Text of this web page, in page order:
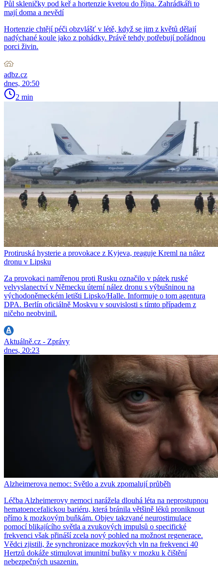
Půl skleničky pod keř a hortenzie kvetou do října. Zahrádkáři to
mají doma a nevědí
Hortenzie chtějí péči obzvlášť v létě, když se jim z květů dělají
nadýchané koule jako z pohádky. Právě tehdy potřebují pořádnou
porci živin.
adbz.cz
dnes, 20:50
2 min
Protiruská hysterie a provokace z Kyjeva, reaguje Kreml na nález
dronu v Lipsku
Za provokaci namířenou proti Rusku označilo v pátek ruské
velvyslanectví v Německu úterní nález dronu s výbušninou na
východoněmeckém letišti Lipsko/Halle. Informuje o tom agentura
DPA. Berlín oficiálně Moskvu v souvislosti s tímto případem z
ničeho neobvinil.
Aktuálně.cz - Zprávy
dnes, 20:23
Alzheimerova nemoc: Světlo a zvuk zpomalují průběh
Léčba Alzheimerovy nemoci narážela dlouhá léta na neprostupnou
hematoencefalickou bariéru, která bránila většině léků proniknout
přímo k mozkovým buňkám. Objev takzvané neurostimulace
pomocí blikajícího světla a zvukových impulsů o specifické
frekvenci však přináší zcela nový pohled na možnost regenerace.
Vědci zjistili, že synchronizace mozkových vln na frekvenci 40
Hertzů dokáže stimulovat imunitní buňky v mozku k čištění
nebezpečných usazenin.